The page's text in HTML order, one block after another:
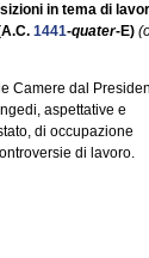
in tema di
1441-quater-E)
Camere dal
aspettative e
di occupazione
di lavoro.